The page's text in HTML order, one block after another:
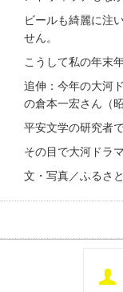
ビールも綺麗に注
せん。
こうして私の年末
追伸：今年の大河
の倉本一宏さん（
平安文学の研究者
その目で大河ドラ
文・写真／ふるさ
U